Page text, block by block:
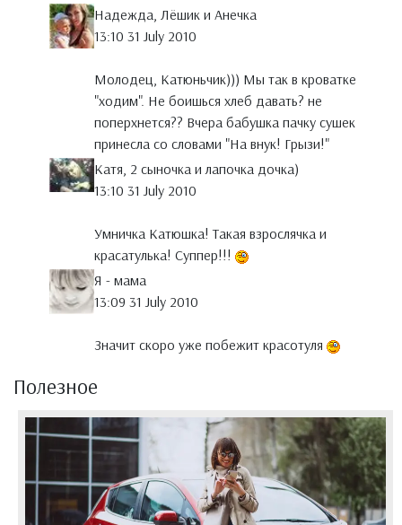
Надежда, Лёшик и Анечка
13:10 31 July 2010
Молодец, Катюньчик))) Мы так в кроватке
"ходим". Не боишься хлеб давать? не
поперхнется?? Вчера бабушка пачку сушек
принесла со словами "На внук! Грызи!"
Катя, 2 сыночка и лапочка дочка)
13:10 31 July 2010
Умничка Катюшка! Такая взрослячка и
красатулька! Суппер!!!
Я - мама
13:09 31 July 2010
Значит скоро уже побежит красотуля
Полезное